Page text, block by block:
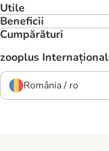
Utile
Beneficii
Cumpărături
zooplus Internațional
România / ro